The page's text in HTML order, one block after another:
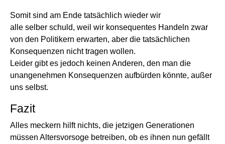
Somit sind am Ende tatsächlich wieder wir
alle selber schuld, weil wir konsequentes Handeln zwar
von den Politikern erwarten, aber die tatsächlichen
Konsequenzen nicht tragen wollen.
Leider gibt es jedoch keinen Anderen, den man die
unangenehmen Konsequenzen aufbürden könnte, außer
uns selbst.
Fazit
Alles meckern hilft nichts, die jetzigen Generationen
müssen Altersvorsoge betreiben, ob es ihnen nun gefällt